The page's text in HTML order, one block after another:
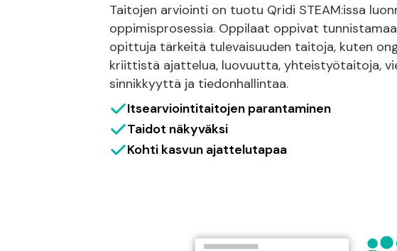
Taitojen arviointi on tuotu Qridi STEAM:issa
oppimisprosessia. Oppilaat oppivat
opittuja tärkeitä tulevaisuuden taitoja, kuten
kriittistä ajattelua, luovuutta, yhteistyötaitoja,
sinnikkyyttä ja tiedonhallintaa.
Itsearviointitaitojen parantaminen
Taidot näkyväksi
Kohti kasvun ajattelutapaa